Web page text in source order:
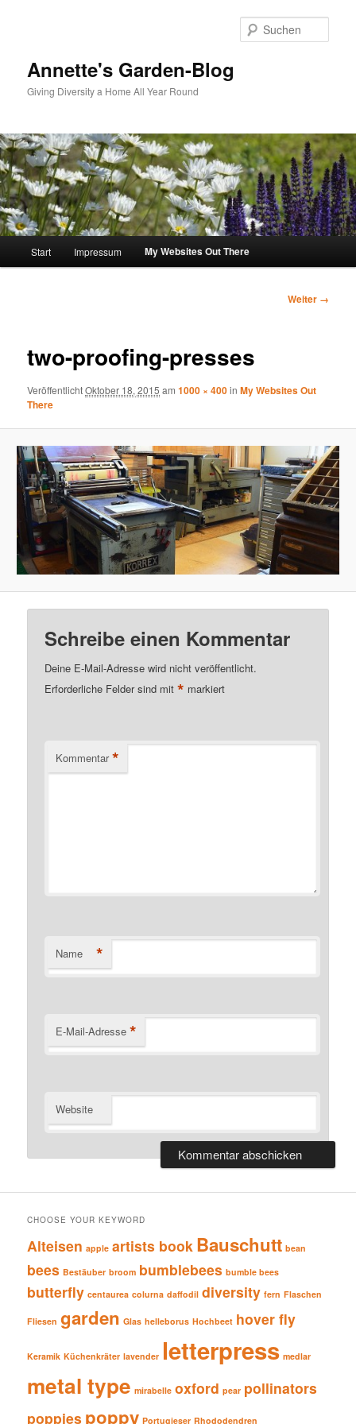
Annette's Garden-Blog
Giving Diversity a Home All Year Round
Start Impressum My Websites Out There
Bilder-
Weiter →
two-proofing-presses
VeröffentlichtOktober 18, 2015 am1000 × 400inMy Websites Out
There
Schreibe einen Kommentar
Deine E-Mail-Adresse wird nicht veröffentlicht.
Erforderliche Felder sind mit* markiert
Kommentar *
Name *
E-Mail-Adresse *
Website
CHOOSE YOUR KEYWORD
Alteisen apple artists book Bauschutt bean
bees Bestäuber broom bumblebees bumble bees
butterfly centaurea colurna daffodil diversity fern Flaschen
Fliesen garden Glas helleborus Hochbeet hover fly
Keramik Küchenkräter lavender letterpress medlar
metal type mirabelle oxford pear pollinators
poppies poppy Portugieser Rhododendren